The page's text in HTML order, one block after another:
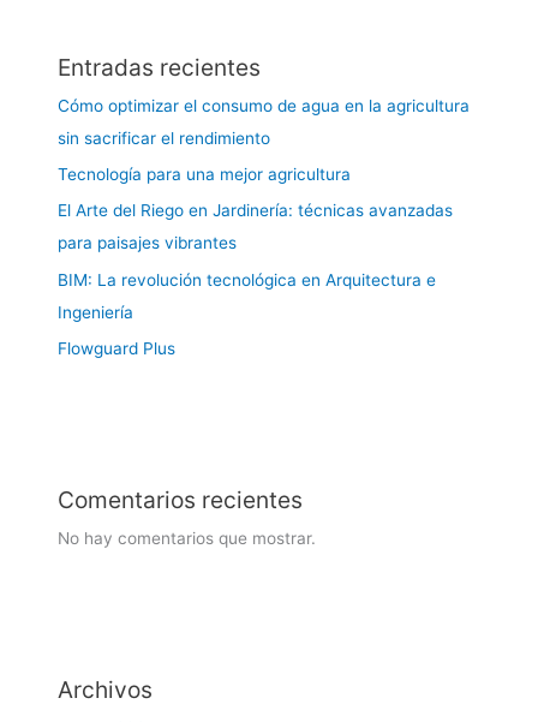
Entradas recientes
Cómo optimizar el consumo de agua en la agricultura
sin sacrificar el rendimiento
Tecnología para una mejor agricultura
El Arte del Riego en Jardinería: técnicas avanzadas
para paisajes vibrantes
BIM: La revolución tecnológica en Arquitectura e
Ingeniería
Flowguard Plus
Comentarios recientes
No hay comentarios que mostrar.
Archivos